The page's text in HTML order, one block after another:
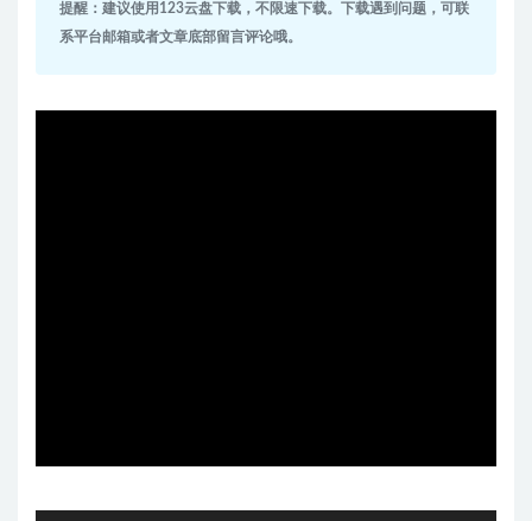
提醒：建议使用123云盘下载，不限速下载。下载遇到问题，可联
系平台邮箱或者文章底部留言评论哦。